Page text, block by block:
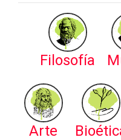
Filosofía
Arte